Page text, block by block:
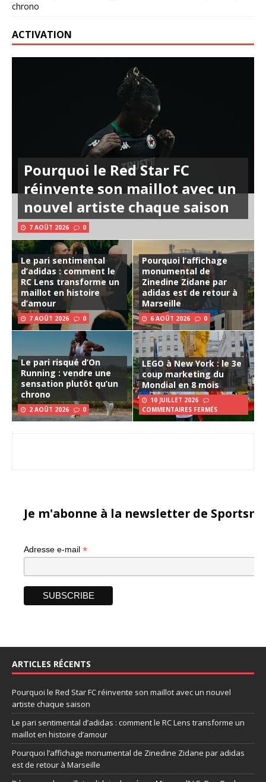
chrono
ACTIVATION
Pourquoi le Red Star FC
réinvente son maillot avec un
nouvel artiste chaque saison
7 AOÛT 2026 0
Le pari sentimental
d’adidas : comment le
RC Lens transforme un
maillot en histoire
d’amour
7 AOÛT 2026 0
Pourquoi l’affichage
monumental de
Zinedine Zidane par
adidas est de retour à
Marseille
6 AOÛT 2026 0
Le pari risqué d’On
Running : vendre une
sensation plutôt qu’un
chrono
2 AOÛT 2026 0
LEGO à New York : le 3e
coup marketing du
Mondial en 8 mois
10 JUILLET 2026
COMMENTAIRES FERMÉS
Je m'abonne à la newsletter de
Adresse e-mail *
ARTICLES RÉCENTS
Pourquoi le Red Star FC réinvente son maillot avec un nouvel
artiste chaque saison
Le pari sentimental d’adidas : comment le RC Lens transforme un
maillot en histoire d’amour
Pourquoi l’affichage monumental de Zinedine Zidane par adidas
est de retour à Marseille